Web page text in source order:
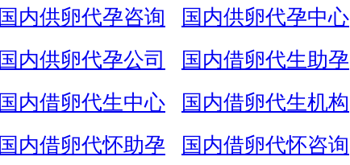
国内供卵代孕咨询
国内供卵代孕中心
国内供卵代孕公司
国内借卵代生助孕
国内借卵代生中心
国内借卵代生机构
国内借卵代怀助孕
国内借卵代怀咨询